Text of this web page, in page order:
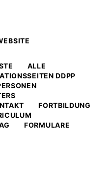
ALLE
DDPP
FORTBILDUNG
FORMULARE